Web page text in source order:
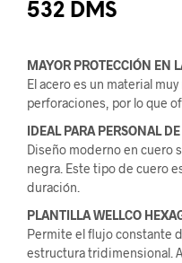
532 DMS
MAYOR PROTECCIÓN EN
El acero es un material
perforaciones, por lo que
IDEAL PARA PERSONAL
Diseño moderno en cuero
negra. Este tipo de cuero
duración.
PLANTILLA WELLCO
Permite el flujo constante
estructura tridimensional.